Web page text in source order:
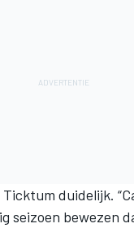
Ticktum duidelijk.
seizoen bewezen